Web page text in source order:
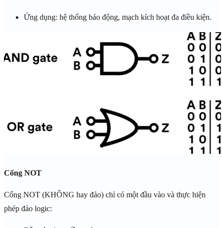
Ứng dụng: hệ thống báo động, mạch kích hoạt đa điều kiện.
Cổng NOT
Cổng NOT (KHÔNG hay đảo) chỉ có một đầu vào và thực hiện
phép đảo logic: